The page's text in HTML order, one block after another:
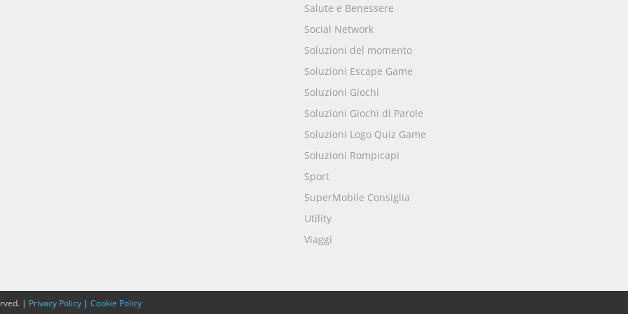
Salute e Benessere
Social Network
Soluzioni del momento
Soluzioni Escape Game
Soluzioni Giochi
Soluzioni Giochi di Parole
Soluzioni Logo Quiz Game
Soluzioni Rompicapi
Sport
SuperMobile Consiglia
Utility
Viaggi
| Privacy Policy | Cookie Policy